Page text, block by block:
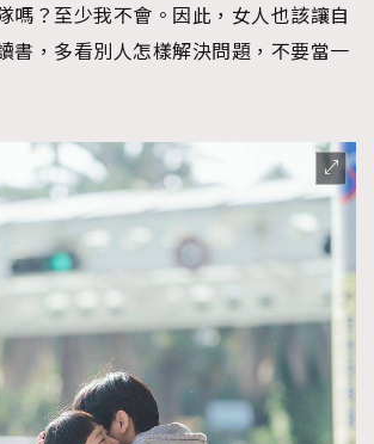
嗎？至少我不會。因此，女人也該讓自
書，多看別人怎樣解決問題，不要當一